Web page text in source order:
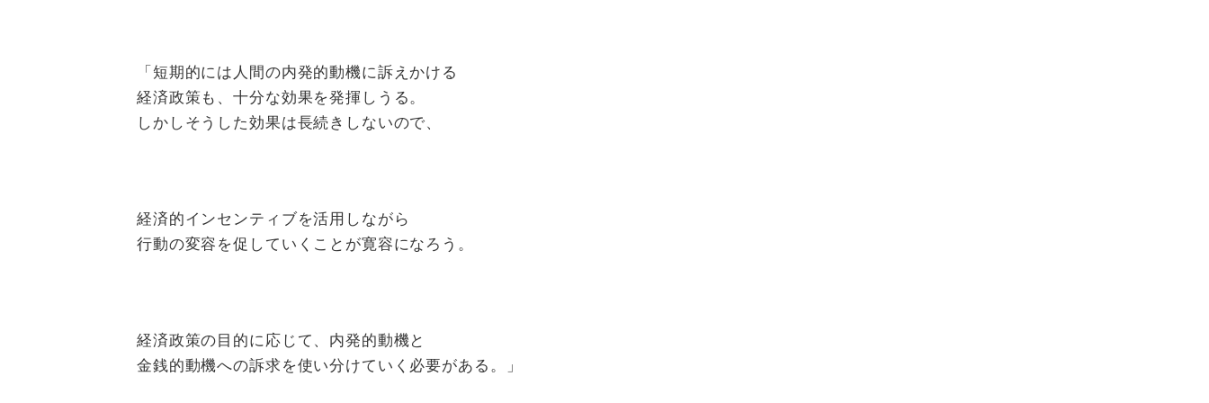
「短期的には人間の内発的動機に訴えかける
経済政策も、十分な効果を発揮しうる。
しかしそうした効果は長続きしないので、
経済的インセンティブを活用しながら
行動の変容を促していくことが寛容になろう。
経済政策の目的に応じて、内発的動機と
金銭的動機への訴求を使い分けていく必要がある。」